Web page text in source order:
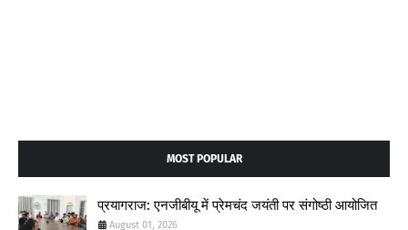
MOST POPULAR
प्रयागराज: एनजीबीयू में प्रेमचंद जयंती पर संगोष्ठी आयोजित
August 01, 2026